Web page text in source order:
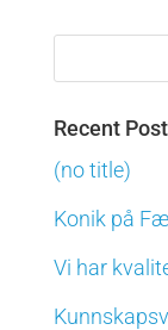
Recent
(no title)
Konik på
Vi har